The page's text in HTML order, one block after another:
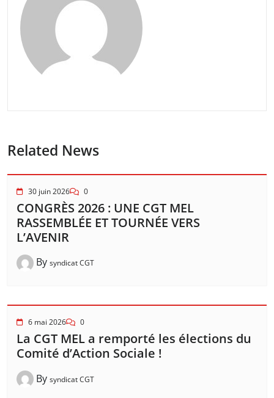
Related News
30 juin 2026 0
CONGRÈS 2026 : UNE CGT MEL
RASSEMBLÉE ET TOURNÉE VERS
L’AVENIR
By syndicat CGT
6 mai 2026 0
La CGT MEL a remporté les élections du
Comité d’Action Sociale !
By syndicat CGT